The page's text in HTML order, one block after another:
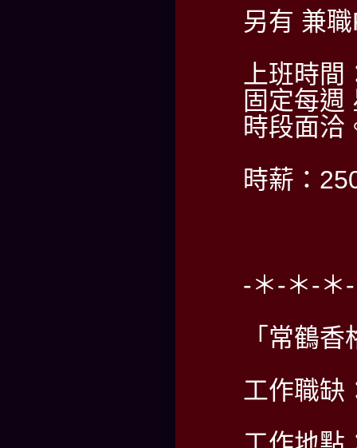
另有 兼
上班時間
固定每週
時段面洽
時薪：
-＊-＊-＊
「常鶴
工作職缺